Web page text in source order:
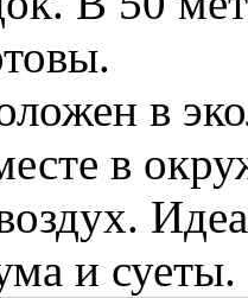
в
в
и суеты.